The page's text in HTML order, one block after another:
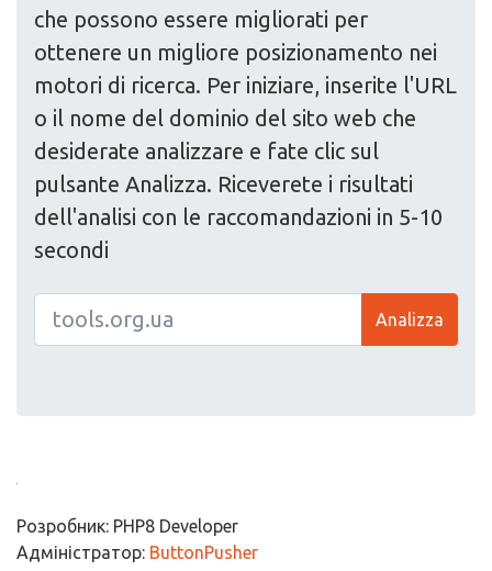
che possono essere migliorati per
ottenere un migliore posizionamento nei
motori di ricerca. Per iniziare, inserite l'URL
o il nome del dominio del sito web che
desiderate analizzare e fate clic sul
pulsante Analizza. Riceverete i risultati
dell'analisi con le raccomandazioni in 5-10
secondi
Analizza
Розробник: PHP8 Developer
Адміністратор: ButtonPusher